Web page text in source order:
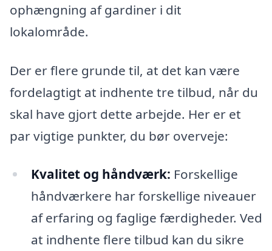
ophængning af gardiner i dit
lokalområde.
Der er flere grunde til, at det kan være
fordelagtigt at indhente tre tilbud, når du
skal have gjort dette arbejde. Her er et
par vigtige punkter, du bør overveje:
Kvalitet og håndværk: Forskellige
håndværkere har forskellige niveauer
af erfaring og faglige færdigheder. Ved
at indhente flere tilbud kan du sikre